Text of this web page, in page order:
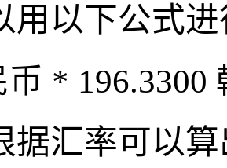
用以下公式
币 * 196.3300
据汇率可以